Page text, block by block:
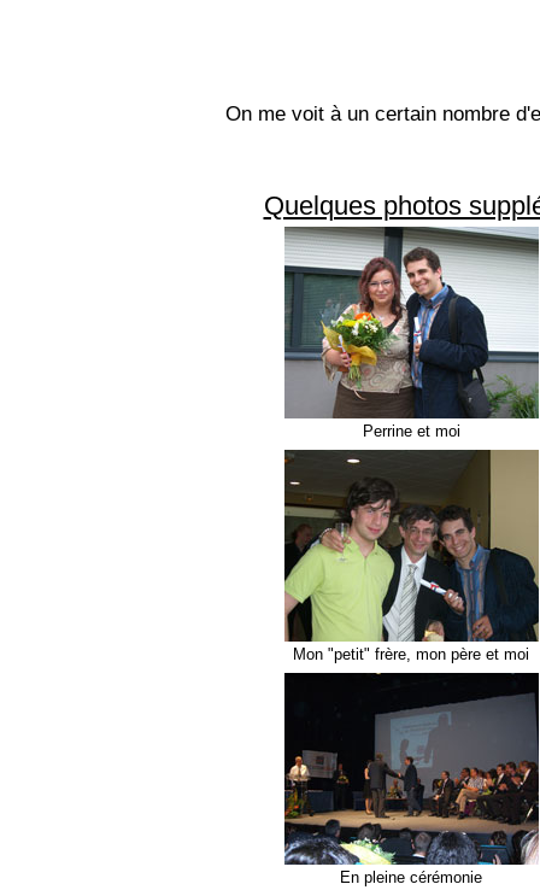
On me voit à un certain nombre
Quelques photos
Perrine et moi
Mon "petit" frère, mon père et moi
En pleine cérémonie